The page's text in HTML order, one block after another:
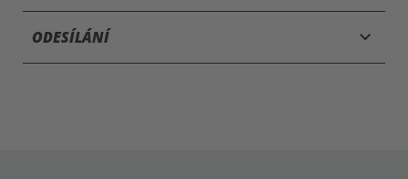
ODESÍLÁNÍ keyboard_arrow_down